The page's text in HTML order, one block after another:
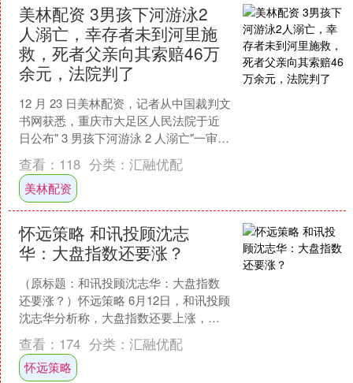
美林配资 3男孩下河游泳2
人溺亡，幸存者未到河里施
救，死者父亲向其索赔46万
余元，法院判了
12 月 23 日美林配资，记者从中国裁判文
书网获悉，重庆市大足区人民法院于近
日公布" 3 男孩下河游泳 2 人溺亡"一审判
决书，驳回原告全部诉讼请求。 今年 ....
查看： 118 分类： 汇融优配
美林配资
怀远策略 和讯投顾沈志
华：大盘指数还要涨？
（原标题：和讯投顾沈志华：大盘指数
还要涨？）怀远策略 6月12日，和讯投顾
沈志华分析称，大盘指数还要上涨，很
多人都会告诉你，3400点这里有风险要
调整，我说几个....
查看： 174 分类： 汇融优配
怀远策略